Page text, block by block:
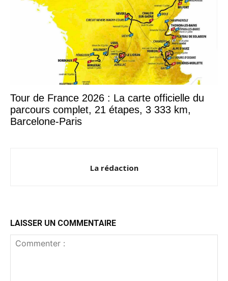
Tour de France 2026 : La carte officielle du
parcours complet, 21 étapes, 3 333 km,
Barcelone-Paris
La rédaction
LAISSER UN COMMENTAIRE